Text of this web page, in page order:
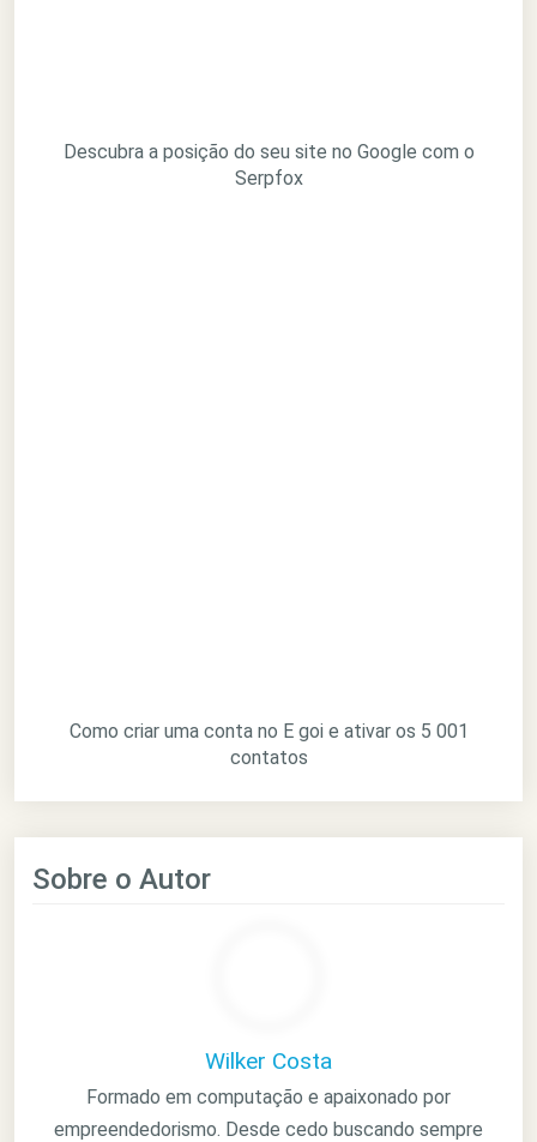
Descubra a posição do seu site no Google com o
Serpfox
Como criar uma conta no E goi e ativar os 5 001
contatos
Sobre o Autor
Wilker Costa
Formado em computação e apaixonado por
empreendedorismo. Desde cedo buscando sempre